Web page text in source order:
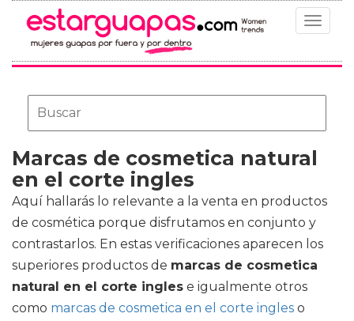
Toggle
Marcas de cosmetica natural
en el corte ingles
Aquí hallarás lo relevante a la venta en productos
de cosmética porque disfrutamos en conjunto y
contrastarlos. En estas verificaciones aparecen los
superiores productos de marcas de cosmetica
natural en el corte ingles e igualmente otros
como marcas de cosmetica en el corte ingles o